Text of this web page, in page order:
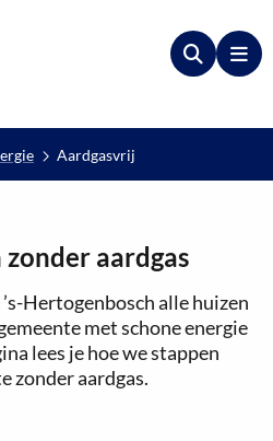
Zoeken
Aardgasvrij
zonder aardgas
Hertogenbosch alle huizen
met schone energie
lees je hoe we stappen
zonder aardgas.